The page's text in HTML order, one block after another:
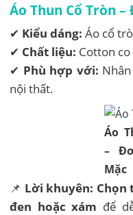
Áo Thun Cổ Tròn
✔ Kiểu dáng: Áo cổ
✔ Chất liệu: Cotton
✔ Phù hợp với:
nội thất.
Áo
–
Mặc
📌 Lời khuyên: Chọn
đen hoặc xám để